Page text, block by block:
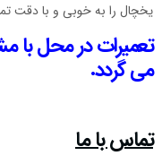
یخچال را به‌ خوبی و با دقت
تعمیرات در محل با
می گردد.
تماس با ما